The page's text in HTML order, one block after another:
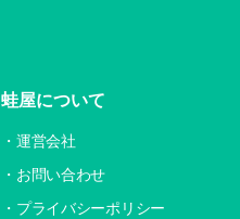
蛙屋について
運営会社
お問い合わせ
プライバシーポリシー